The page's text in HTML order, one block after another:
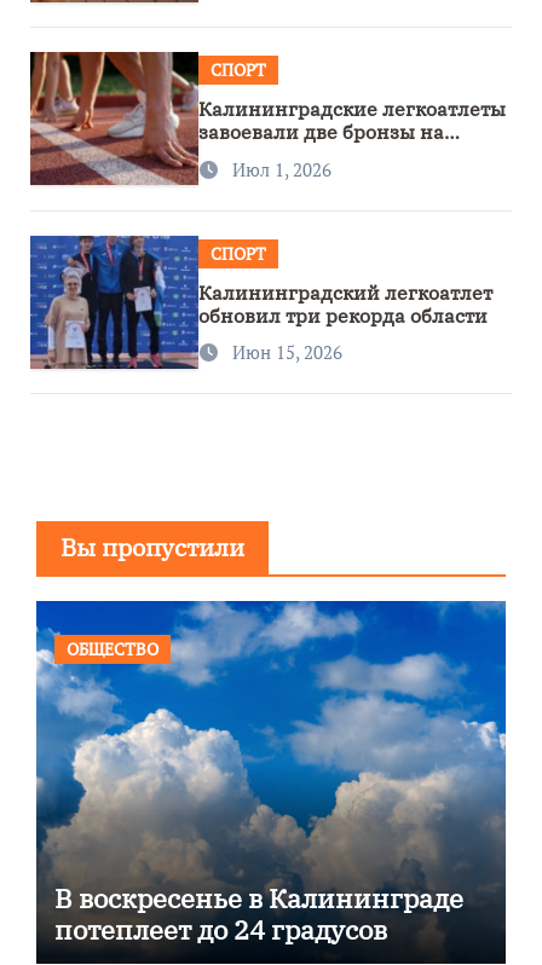
СПОРТ
Калининградские легкоатлеты
завоевали две бронзы на
первенстве России
Июл 1, 2026
СПОРТ
Калининградский легкоатлет
обновил три рекорда области
Июн 15, 2026
Вы пропустили
ОБЩЕСТВО
В воскресенье в Калининграде
потеплеет до 24 градусов